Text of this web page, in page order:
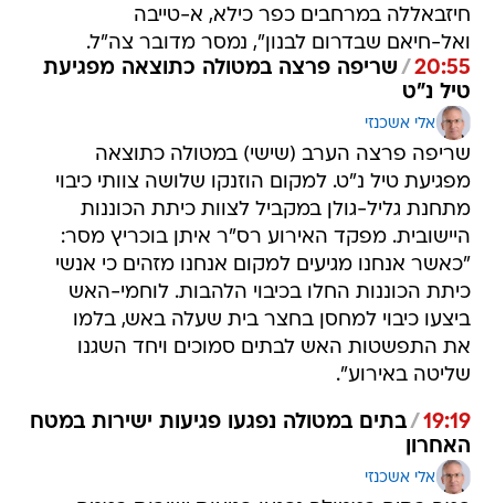
חיזבאללה במרחבים כפר כילא, א-טייבה
ואל-חיאם שבדרום לבנון", נמסר מדובר צה"ל.
20:55
/ שריפה פרצה במטולה כתוצאה מפגיעת
טיל נ"ט
אלי אשכנזי
שריפה פרצה הערב (שישי) במטולה כתוצאה
מפגיעת טיל נ"ט. למקום הוזנקו שלושה צוותי כיבוי
מתחנת גליל-גולן במקביל לצוות כיתת הכוננות
היישובית. מפקד האירוע רס"ר איתן בוכריץ מסר:
"כאשר אנחנו מגיעים למקום אנחנו מזהים כי אנשי
כיתת הכוננות החלו בכיבוי הלהבות. לוחמי-האש
ביצעו כיבוי למחסן בחצר בית שעלה באש, בלמו
את התפשטות האש לבתים סמוכים ויחד השגנו
שליטה באירוע".
19:19
/בתים במטולה נפגעו פגיעות ישירות במטח
האחרון
אלי אשכנזי